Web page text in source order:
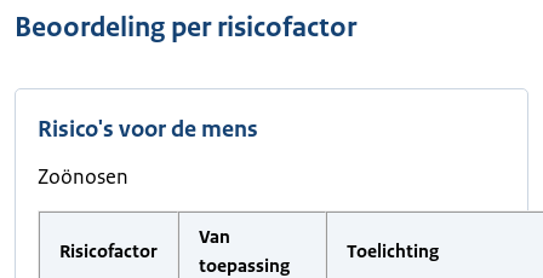
Beoordeling per risicofactor
Risico's voor de mens
Zoönosen
Risicofactor
Van
toepassing
Toelichting